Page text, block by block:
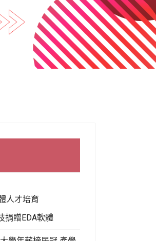
人才培育
捐贈EDA軟體